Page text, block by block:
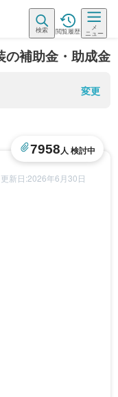
検索 閲覧履歴
メ
ニュー
の補助金・助成金
変更
更新日:2026年6月30日
7958人 検討中